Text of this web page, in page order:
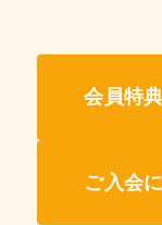
会員特典
ご入会